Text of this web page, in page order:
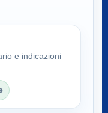
e indicazioni